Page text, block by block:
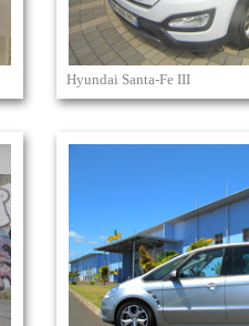
Hyundai Santa-Fe III